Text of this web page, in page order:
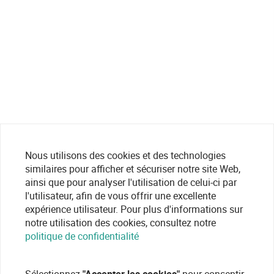
Nous utilisons des cookies et des technologies
similaires pour afficher et sécuriser notre site Web,
ainsi que pour analyser l'utilisation de celui-ci par
l'utilisateur, afin de vous offrir une excellente
expérience utilisateur. Pour plus d'informations sur
notre utilisation des cookies, consultez notre
politique de confidentialité